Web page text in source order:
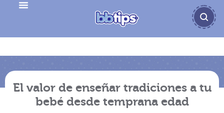
El valor de enseñar tradiciones a tu
bebé desde temprana edad